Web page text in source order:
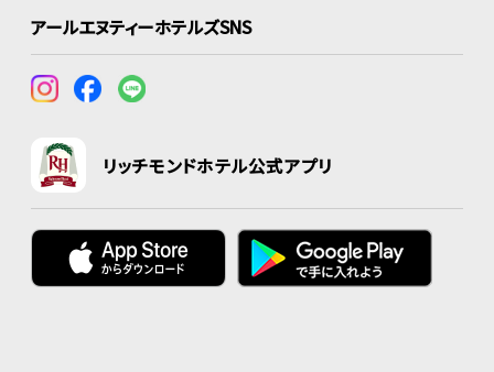
アールエヌティーホテルズSNS
リッチモンドホテル公式アプリ